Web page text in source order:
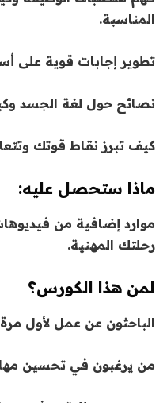
المناسبة.
تطوير إجابات قوية على
نصائح حول لغة الجسد
كيف تبرز نقاط قوتك
ماذا ستحصل عليه:
موارد إضافية من
رحلتك المهنية.
لمن هذا الكورس؟
الباحثون عن عمل لأول
من يرغبون في تحسين